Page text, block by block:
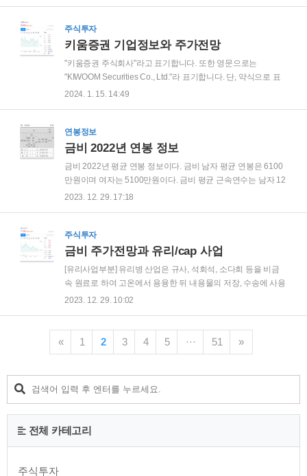
8600만원이다. 키움증권 평균 근속연수는 연봉 대비해서는 짧
은 편이다. 가장 긴 지원부문은 남자 6년 3개월, 여자는 7년 1개
로 짧은 편이다. 총 평균 근속 연수는 5년 11개월이다.
주식투자
키움증권 기업정보와 주가전망
"키움증권 주식회사"라고 표기합니다. 또한 영문으로는
"KIWOOM Securities Co., Ltd."라 표기합니다. 단, 약식으로 표
기할 경우에는 "키움증권" 또는 "KIWOOM"으로 표기합니다. 주
http://www.kiwoom.com 키움증권은 국내 최초의 온라인 종합증
권사로 투자매매업, 투자중개업, 투자일임업, 투자자문업을 영
기반으로 18년 연속 주식위탁매매 시장점유율 1위를 유지하고
있습니다. 키움증권은 시가총액 2조 4365억원이다. 코스피 시
총순위 123위이다. 52주 고가는 111,000원이며 52주 저가는
75,3..
2024. 1. 15. 14:49
연봉정보
금비 2022년 연봉 정보
금비 2022년 평균 연봉 정보이다. 금비 남자 평균 연봉은 6100
만원이며 여자는 5100만원이다. 금비 평균 근속연수는 남자 12
년 8 개월, 여자 10년 6개월로 나왔다. 금비 임원 연봉 정보이다.
031) 632-5280 (홈페이지) http://www.kumbi.co.kr
2023. 12. 29. 17:18
주식투자
금비 주가전망과 유리/cap 사업
[유리사업부분] 유리병 산업은 규사, 석회석, 소다회 등을 비금
속 원료로 하여 고온에서 용융한 뒤 내용물의 저장, 수송에 사용
되는 포장용기를 생산하는 사업입니다. 금비 주가 전망 금비 주
67000원이다. 금비 주가는 2023년 연초 대비하여 하락세를 보
여주고 있으나 내년 상반기 상승세를 이어갈지 지켜볼 필요가
일한 품목을 공급했으나, 현재는 거래처와 품목의 다양화로 사
업영역을 늘려가고 있습니다 [CAP 사업부] 주식회사 삼화왕관
2023. 12. 29. 10:02
« 1 2 3 4 5 ··· 51 »
전체 카테고리
주식투자